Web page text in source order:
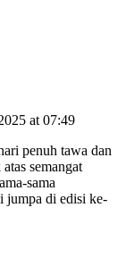
at 07:49
penuh tawa dan
semangat
sama
jumpa di edisi ke-